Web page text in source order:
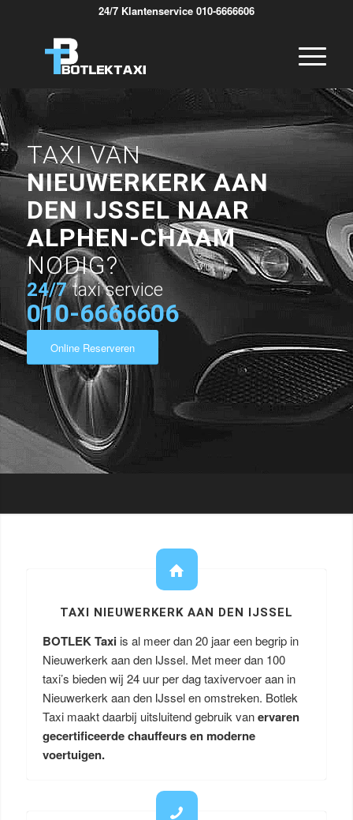
24/7 Klantenservice 010-6666606
TAXI VAN
NIEUWERKERK AAN
DEN IJSSEL NAAR
ALPHEN-CHAAM
NODIG?
24/7 taxi service
010-6666606
Online Reserveren
TAXI NIEUWERKERK AAN DEN IJSSEL
BOTLEK Taxi is al meer dan 20 jaar een begrip in
Nieuwerkerk aan den IJssel. Met meer dan 100
taxi’s bieden wij 24 uur per dag taxivervoer aan in
Nieuwerkerk aan den IJssel en omstreken. Botlek
Taxi maakt daarbij uitsluitend gebruik vanervaren
gecertificeerde chauffeurs en moderne
voertuigen.